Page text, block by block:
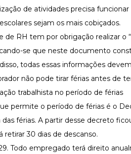
de atividades precisa
sejam os mais cobiçados.
de RH tem por obrigação realizar o
se que neste documento
todas essas informações
não pode tirar férias antes de
trabalhista no período de férias
permite o período de férias é o
das férias. A partir desse decreto
retirar 30 dias de descanso.
. Todo empregado terá direito